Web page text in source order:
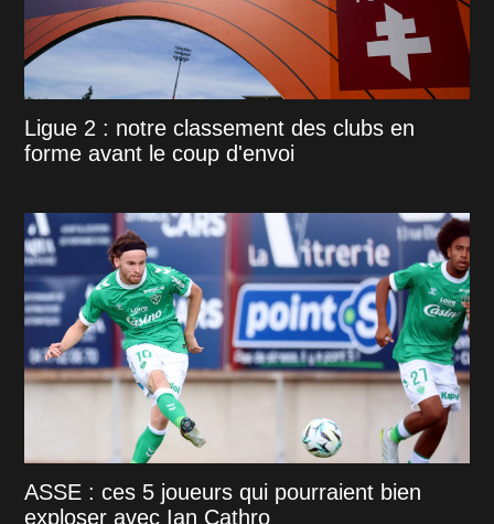
Ligue 2 : notre classement des clubs en
forme avant le coup d'envoi
ASSE : ces 5 joueurs qui pourraient bien
exploser avec Ian Cathro